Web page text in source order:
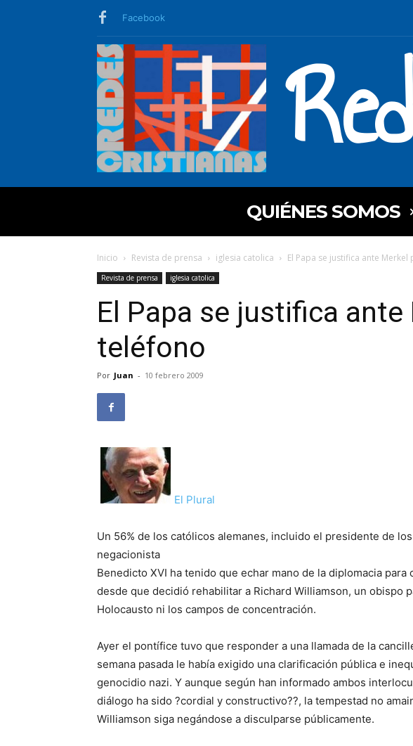
Facebook
QUIÉNES SOMOS
Inicio Revista de prensa iglesia catolica El Papa se justifica ante
Revista de prensa iglesia catolica
El Papa se justifica
teléfono
Por Juan - 10 febrero 2009
El Plural
Un 56% de los católicos alemanes, incluido el presidente de
negacionista
Benedicto XVI ha tenido que echar mano de la diplomacia para
desde que decidió rehabilitar a Richard Williamson, un obispo
Holocausto ni los campos de concentración.
Ayer el pontífice tuvo que responder a una llamada de la
semana pasada le había exigido una clarificación pública e
genocidio nazi. Y aunque según han informado ambos
diálogo ha sido ?cordial y constructivo??, la tempestad no
Williamson siga negándose a disculparse públicamente.